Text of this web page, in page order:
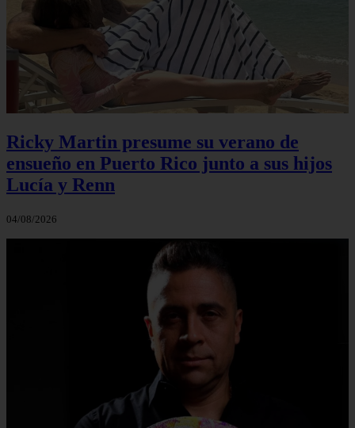
Ricky Martin presume su verano de
ensueño en Puerto Rico junto a sus hijos
Lucía y Renn
04/08/2026